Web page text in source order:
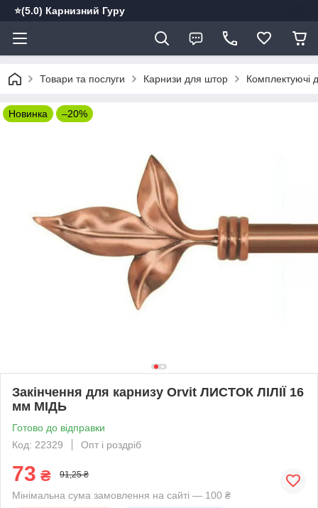
⭐️(5.0) Карнизний Гуру
Товари та послуги Карнизи для штор Комплектуючі
Новинка –20%
Закінчення для карнизу Orvit ЛИСТОК ЛІЛІЇ 16
мм МІДЬ
Готово до відправки
Код: 22329
Опт і роздріб
73 ₴ 91,25 ₴
Мінімальна сума замовлення на сайті — 100 ₴